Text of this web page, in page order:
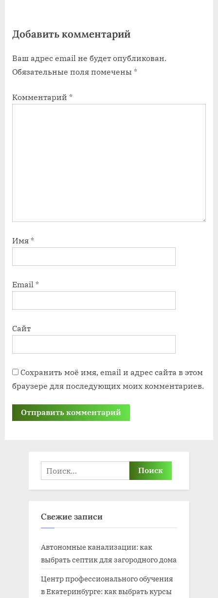
з
п
и
ь
з
п
и
ь
Добавить комментарий
Ваш адрес email не будет опубликован.
Обязательные поля помечены *
Комментарий *
Имя *
Email *
Сайт
Сохранить моё имя, email и адрес сайта в этом
браузере для последующих моих комментариев.
Найти:
Свежие записи
Автономные канализации: как
выбрать септик для загородного дома
Центр профессионального обучения
в Екатеринбурге: как выбрать курсы